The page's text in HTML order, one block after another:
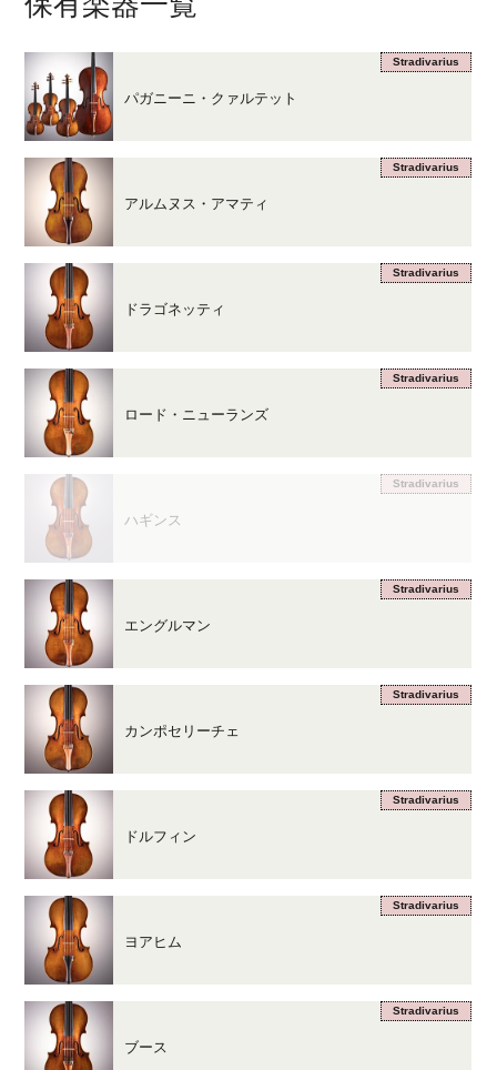
Stradivarius
パガニーニ・クァルテット
Stradivarius
アルムヌス・アマティ
Stradivarius
ドラゴネッティ
Stradivarius
ロード・ニューランズ
Stradivarius
ハギンス
Stradivarius
エングルマン
Stradivarius
カンポセリーチェ
Stradivarius
ドルフィン
Stradivarius
ヨアヒム
Stradivarius
ブース